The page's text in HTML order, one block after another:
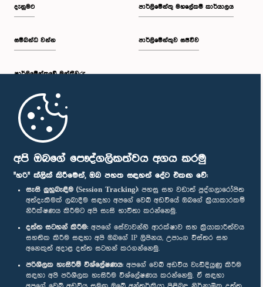
අපි ඔබගේ පෞද්ගලිකත්වය අගය කරමු
"හරි" ක්ලික් කිරීමෙන්, ඔබ පහත සඳහන් දේට එකඟ වේ:
සැසි ලුහුබැඳීම (Session Tracking): පහසු සහ වඩාත් පුද්ගලාරෝපිත
අත්දැකීමක් ලබාදීම සඳහා අපගේ වෙබ් අඩවියේ ඔබගේ ක්‍රියාකාරකම්
නිරීක්ෂණය කිරීමට අපි සැසි භාවිතා කරන්නෙමු.
දත්ත සටහන් කිරීම: අපගේ සේවාවන්හි ආරක්ෂාව සහ ක්‍රියාකාරීත්වය
සහතික කිරීම සඳහා අපි ඔබගේ IP ලිපිනය, උපාංග විස්තර සහ
අනෙකුත් අදාළ දත්ත සටහන් කරගන්නෙමු.
පරිශීලක හැසිරීම් විශ්ලේෂණය: අපගේ වෙබ් අඩවිය වැඩිදියුණු කිරීම
සඳහා අපි පරිශීලක හැසිරීම විශ්ලේෂණය කරන්නෙමු. ඒ සඳහා
දැනුමට
සම්බන්ධ වන්න
පාර්ලි‌මේන්තුවේ මන්ත්‍රීවරු
මුල් පිටුව
පාර්ලිමේන්තු මහලේකම් කාර්යාලය
පාර්ලිමේන්තුව සජීවීව
පාර්ලිමේන්තු ජංගම යෙදුම
අප හා සම්බන්ධ වී සිටින්න :
සම්මාන